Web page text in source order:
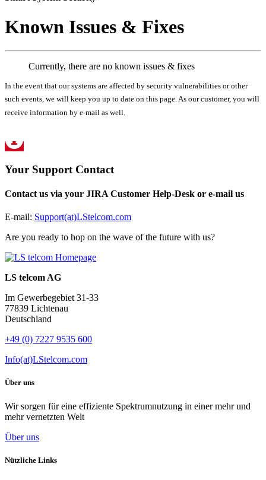
Known Issues & Fixes
Currently, there are no known issues & fixes
In the event that our systems are affected by security vulnerabilities or other
such events, we will keep you up to date on this page. As our customer, you will
receive information by e-mail as well.
Your Support Contact
Contact us via your JIRA Customer Help-Desk or e-mail us
E-mail: Support(at)LStelcom.com
Are you ready to hop on the wave of the future with us?
LS telcom AG
Im Gewerbegebiet 31-33
77839 Lichtenau
Deutschland
+49 (0) 7227 9535 600
Info(at)LStelcom.com
Über uns
Wir sorgen für eine effiziente Spektrumnutzung in einer mehr und
mehr vernetzten Welt
Über uns
Nützliche Links